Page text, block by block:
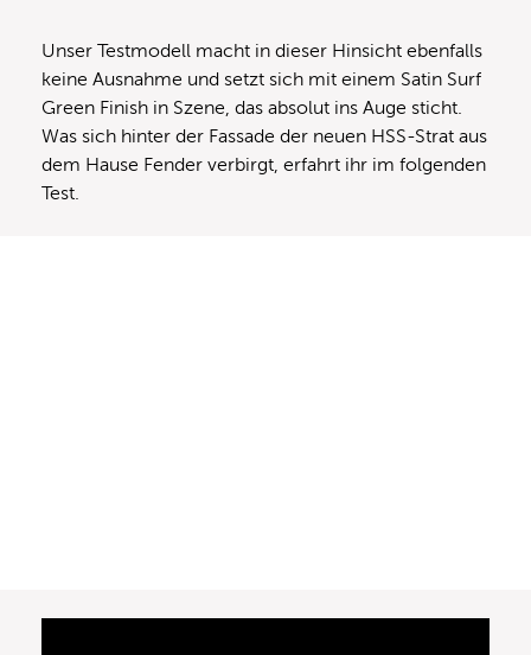
Unser Testmodell macht in dieser Hinsicht ebenfalls
keine Ausnahme und setzt sich mit einem Satin Surf
Green Finish in Szene, das absolut ins Auge sticht.
Was sich hinter der Fassade der neuen HSS-Strat aus
dem Hause Fender verbirgt, erfahrt ihr im folgenden
Test.